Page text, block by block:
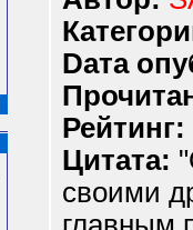
Dата
Рейтинг:
Цитата:
своими